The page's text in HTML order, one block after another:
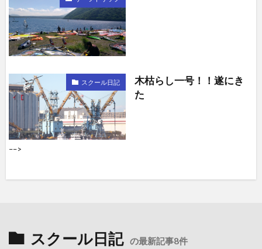
スクール日記
木枯らし一号！！遂にき
た
––>
スクール日記 の最新記事8件